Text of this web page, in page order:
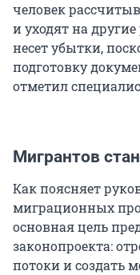
человек
и уходят на другие
несет убытки,
подготовку
отметил
Мигрантов
Как поясняет
миграционных
основная цель
законопроекта:
потоки и создать